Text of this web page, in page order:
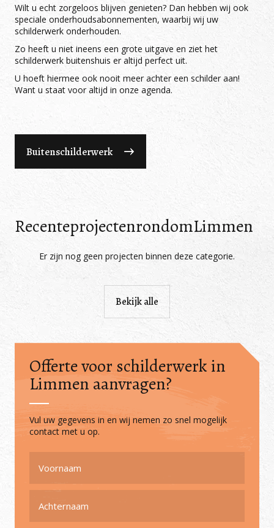
Wilt u echt zorgeloos blijven genieten? Dan hebben wij ook
speciale onderhoudsabonnementen, waarbij wij uw
schilderwerk onderhouden.
Zo heeft u niet ineens een grote uitgave en ziet het
schilderwerk buitenshuis er altijd perfect uit.
U hoeft hiermee ook nooit meer achter een schilder aan!
Want u staat voor altijd in onze agenda.
Buitenschilderwerk
RecenteprojectenrondomLimmen
Er zijn nog geen projecten binnen deze categorie.
Bekijk alle
Offerte voor schilderwerk in
Limmen aanvragen?
Vul uw gegevens in en wij nemen zo snel mogelijk
contact met u op.